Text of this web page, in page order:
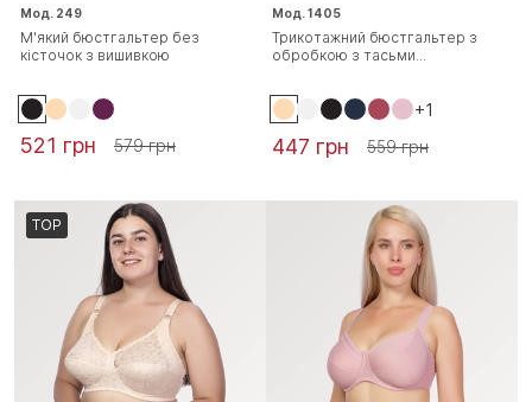
Мод. 249
М'який бюстгальтер без
кісточок з вишивкою
521 грн 579 грн
Мод. 1405
Трикотажний бюстгальтер з
обробкою з тасьми...
+1
447 грн 559 грн
TOP